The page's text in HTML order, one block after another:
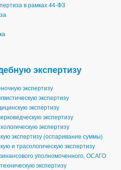
в рамках 44-ФЗ
экспертизу
экспертизу
экспертизу
экспертизу
экспертизу
экспертизу
экспертизу (оспаривание суммы)
и трасологическую экспертизу
уполномоченного, ОСАГО
экспертизу